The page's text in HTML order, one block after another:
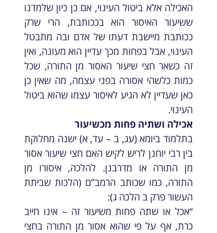
האכילה אלא ביטול העינוי, אם כן כיון שלמדנו
ששיעור האיסור הוא בככותבת, הרי שרק
ככותבת מיישבת דעתו של אדם ובה מתבטל
העינוי, אבל בפחות מכך עדיין הוא מעונה, ואין
זה כשאר חצי שיעור האסור מן התורה, שכל
כמות כלשהי אסורה בפני עצמה, מה שאין כן
כאן שעדיין לא הגיע לאיסור עצמו שהוא ביטול
העינוי.
אכילה ושתיה פחות מכשיעור
בתלמוד ביומא (עג, ב – עד, א) ישנה מחלוקת
בין רבי יוחנן לריש לקיש האם חצי שיעור אסור
מן התורה או מדרבנן. להלכה, איסורו מן
התורה, כמו שכותב הרמב”ם (הלכות שביתת
העשור פרק ב הלכה ג):
“אכל או שתה פחות משיעור זה – אינו חייב
כרת, אף על פי שהוא אסור מן התורה בחצי